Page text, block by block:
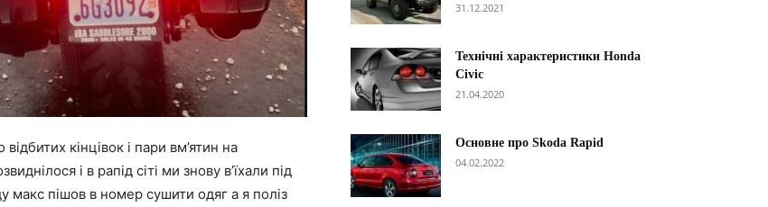
кінцівок і пари вм’ятин на
і в рапід сіті ми знову в’їхали під
пішов в номер сушити одяг а я поліз
31.12.2021
Технічні характеристики Honda
Civic
21.04.2020
Основне про Skoda Rapid
04.02.2022